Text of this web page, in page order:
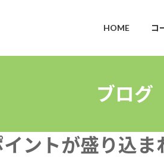
HOME コ
ブログ
ントが盛り込ま